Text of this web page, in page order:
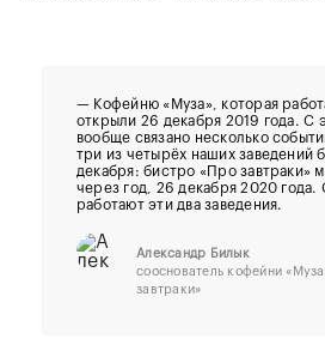
— Кофейню «Муза», которая
открыли 26 декабря 2019 года. С
вообще связано несколько
три из четырёх наших заведений
декабря: бистро «Про завтраки»
через год, 26 декабря 2020 года.
работают эти два заведения.
Александр Билык
сооснователь кофейни
завтраки»